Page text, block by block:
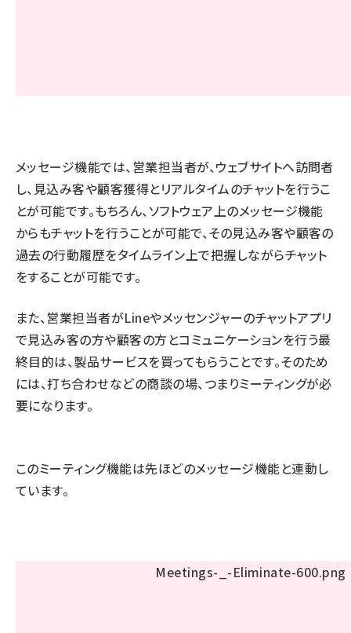
メッセージ機能では、営業担当者が、ウェブサイトへ訪問者
し、見込み客や顧客獲得とリアルタイムのチャットを行うこ
とが可能です。もちろん、ソフトウェア上のメッセージ機能
からもチャットを行うことが可能で、その見込み客や顧客の
過去の行動履歴をタイムライン上で把握しながらチャット
をすることが可能です。
また、営業担当者がLineやメッセンジャーのチャットアプリ
で見込み客の方や顧客の方とコミュニケーションを行う最
終目的は、製品サービスを買ってもらうことです。そのため
には、打ち合わせなどの商談の場、つまりミーティングが必
要になります。
このミーティング機能は先ほどのメッセージ機能と連動し
ています。